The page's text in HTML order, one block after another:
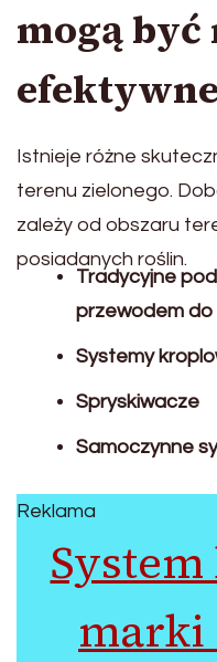
mogą
Istnieje różne
terenu zielonego.
zależy od obszaru
posiadanych roślin.
Tradycyjne
przewodem
Systemy
Spryskiwacze
Samoczynne
Reklama
marki